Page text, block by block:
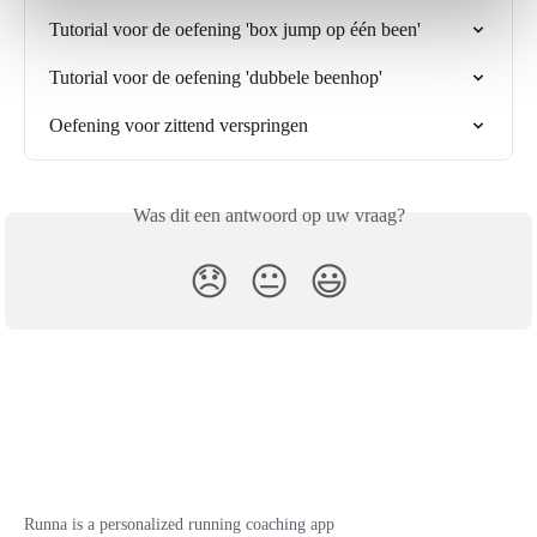
Tutorial voor de oefening 'box jump op één been'
Tutorial voor de oefening 'dubbele beenhop'
Oefening voor zittend verspringen
Was dit een antwoord op uw vraag?
😞 😐 😃
Runna is a personalized running coaching app